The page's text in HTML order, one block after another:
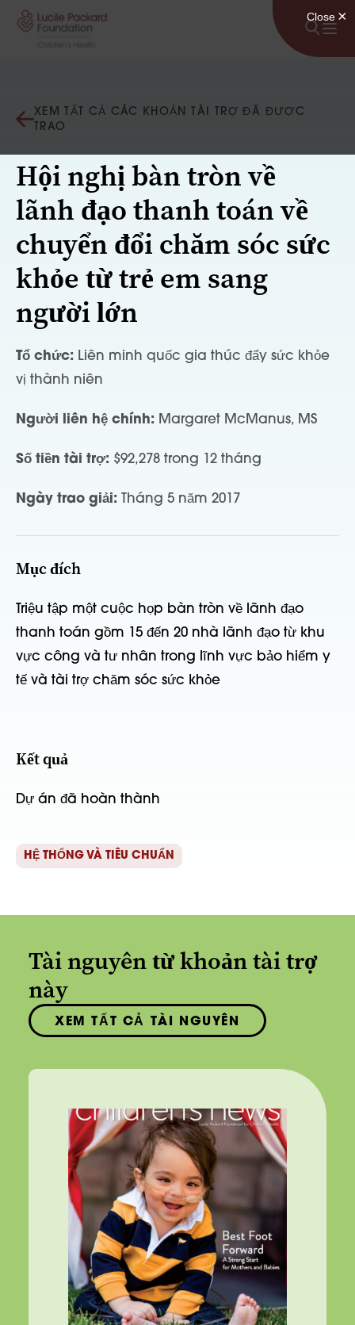
Bỏ qua nội dung
XEM TẤT CẢ CÁC KHOẢN TÀI TRỢ ĐÃ ĐƯỢC
TRAO
Hội nghị bàn tròn về
lãnh đạo thanh toán về
chuyển đổi chăm sóc sức
khỏe từ trẻ em sang
người lớn
Tổ chức: Liên minh quốc gia thúc đẩy sức khỏe
vị thành niên
Người liên hệ chính: Margaret McManus, MS
Số tiền tài trợ: $92,278 trong 12 tháng
Ngày trao giải: Tháng 5 năm 2017
Mục đích
Triệu tập một cuộc họp bàn tròn về lãnh đạo
thanh toán gồm 15 đến 20 nhà lãnh đạo từ khu
vực công và tư nhân trong lĩnh vực bảo hiểm y
tế và tài trợ chăm sóc sức khỏe
Kết quả
Dự án đã hoàn thành
HỆ THỐNG VÀ TIÊU CHUẨN
Tài nguyên từ khoản tài trợ
này
XEM TẤT CẢ TÀI NGUYÊN